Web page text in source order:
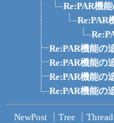
Re:PAR機
Re:PAR
Re:PAR機能の
Re:PAR機能の
Re:PAR機能の
Re:PAR機能の
NewPost Tree Thread